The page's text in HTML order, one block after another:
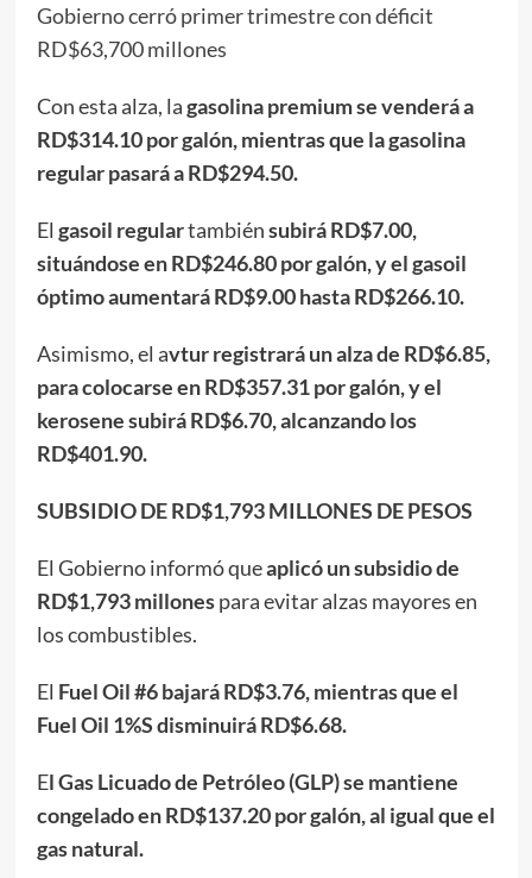
Gobierno cerró primer trimestre con déficit
RD$63,700 millones
Con esta alza, lagasolina premium se venderá a
RD$314.10 por galón, mientras que la gasolina
regular pasará a RD$294.50.
El gasoil regulartambiénsubirá RD$7.00,
situándose en RD$246.80 por galón, y el gasoil
óptimo aumentará RD$9.00 hasta RD$266.10.
Asimismo, el avtur registrará un alza de RD$6.85,
para colocarse en RD$357.31 por galón, y el
kerosene subirá RD$6.70, alcanzando los
RD$401.90.
SUBSIDIO DE RD$1,793 MILLONES DE PESOS
El Gobierno informó queaplicó un subsidio de
RD$1,793 millonespara evitar alzas mayores en
los combustibles.
El Fuel Oil #6 bajará RD$3.76, mientras que el
Fuel Oil 1%S disminuirá RD$6.68.
El Gas Licuado de Petróleo (GLP) se mantiene
congelado en RD$137.20 por galón, al igual que el
gas natural.